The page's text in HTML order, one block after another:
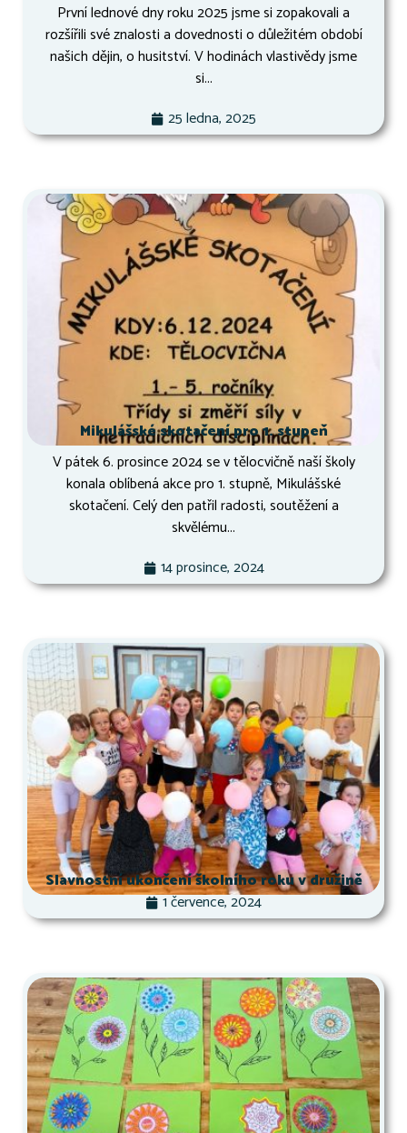
První lednové dny roku 2025 jsme si zopakovali a
rozšířili své znalosti a dovednosti o důležitém období
našich dějin, o husitství. V hodinách vlastivědy jsme
si...
25 ledna, 2025
Mikulášské skotačení pro 1. stupeň
V pátek 6. prosince 2024 se v tělocvičně naší školy
konala oblíbená akce pro 1. stupně, Mikulášské
skotačení. Celý den patřil radosti, soutěžení a
skvělému...
14 prosince, 2024
Slavnostní ukončení školního roku v družině
1 července, 2024